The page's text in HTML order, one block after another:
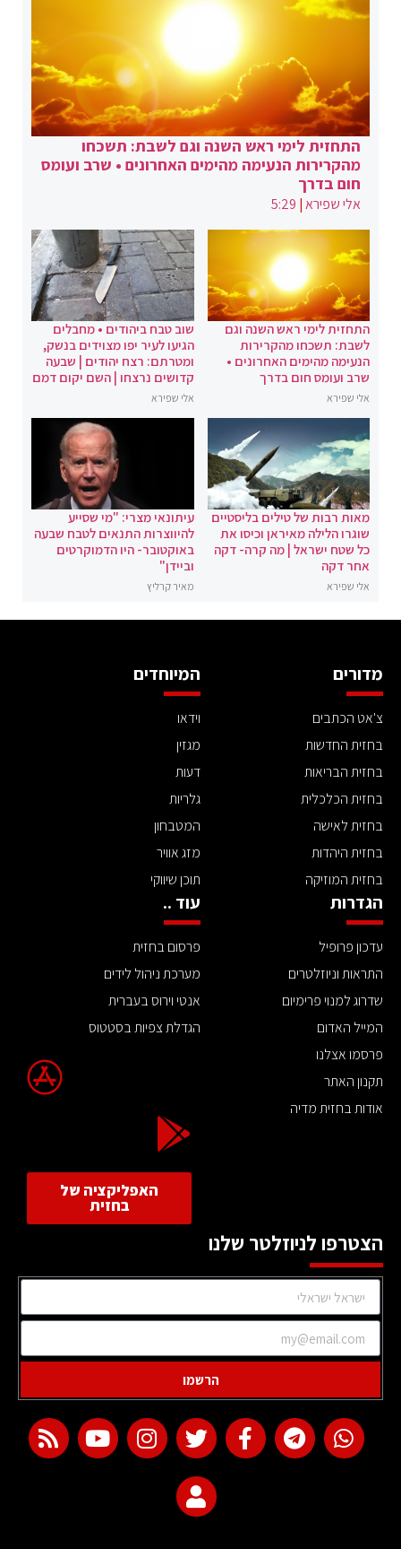
התחזית לימי ראש השנה וגם לשבת: תשכחו
מהקרירות הנעימה מהימים האחרונים • שרב ועומס
חום בדרך
אלי שפירא|
5:29
התחזית לימי ראש השנה וגם
לשבת: תשכחו מהקרירות
הנעימה מהימים האחרונים •
שרב ועומס חום בדרך
אלי שפירא
שוב טבח ביהודים • מחבלים
הגיעו לעיר יפו מצוידים בנשק,
ומטרתם: רצח יהודים | שבעה
קדושים נרצחו | השם יקום דמם
אלי שפירא
מאות רבות של טילים בליסטיים
שוגרו הלילה מאיראן וכיסו את
כל שטח ישראל | מה קרה- דקה
אחר דקה
אלי שפירא
עיתונאי מצרי: "מי שסייע
להיווצרות התנאים לטבח שבעה
באוקטובר- היו הדמוקרטים
וביידן"
מאיר קרליץ
מדורים
צ'אט הכתבים
בחזית החדשות
בחזית הבריאות
בחזית הכלכלית
בחזית לאישה
בחזית היהדות
בחזית המוזיקה
המיוחדים
וידאו
מגזין
דעות
גלריות
המטבחון
מזג אוויר
תוכן שיווקי
הגדרות
עדכון פרופיל
התראות וניוזלטרים
שדרוג למנוי פרימיום
המייל האדום
פרסמו אצלנו
תקנון האתר
אודות בחזית מדיה
עוד ..
פרסום בחזית
מערכת ניהול לידים
אנטי וירוס בעברית
הגדלת צפיות בסטטוס
האפליקציה של
בחזית
הצטרפו לניוזלטר שלנו
הרשמו